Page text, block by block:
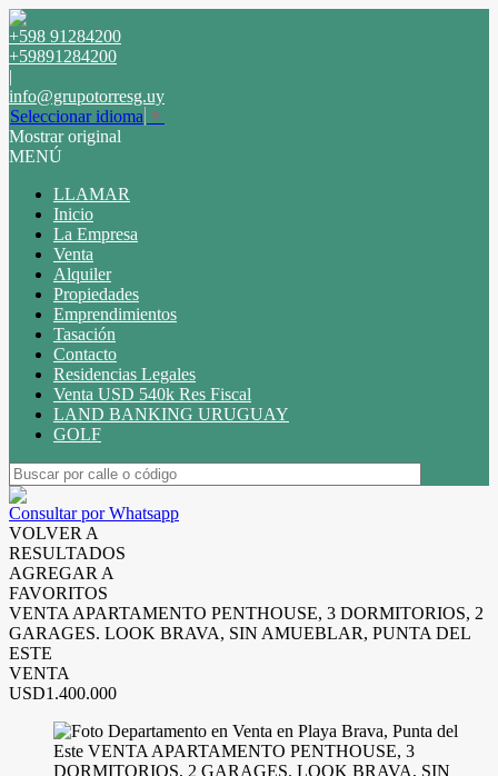
+598 91284200
+59891284200
|
info@grupotorresg.uy
Seleccionar idioma ▼
Mostrar original
MENÚ
LLAMAR
Inicio
La Empresa
Venta
Alquiler
Propiedades
Emprendimientos
Tasación
Contacto
Residencias Legales
Venta USD 540k Res Fiscal
LAND BANKING URUGUAY
GOLF
Consultar por Whatsapp
VOLVER A
RESULTADOS
AGREGAR A
FAVORITOS
VENTA APARTAMENTO PENTHOUSE, 3 DORMITORIOS, 2
GARAGES. LOOK BRAVA, SIN AMUEBLAR, PUNTA DEL
ESTE
VENTA
USD1.400.000